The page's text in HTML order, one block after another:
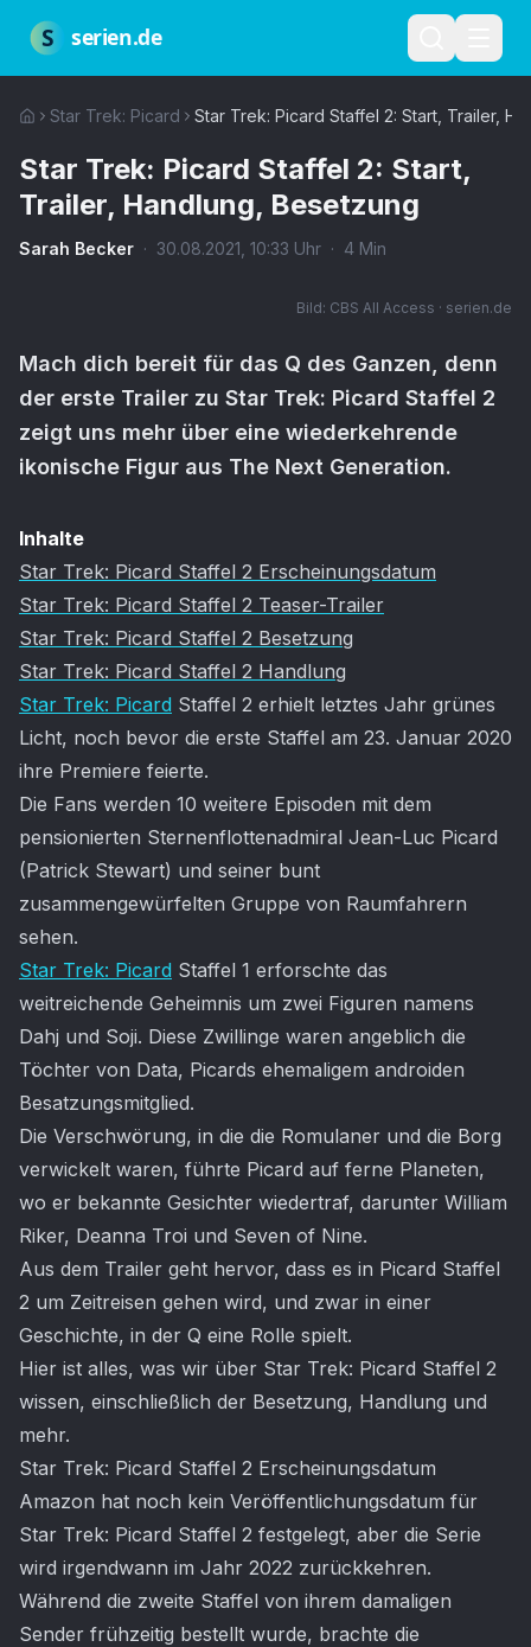
S serien.de
Star Trek: Picard Star Trek: Picard Staffel 2: Start, Trailer,
Star Trek: Picard Staffel 2: Start,
Trailer, Handlung, Besetzung
Sarah Becker · 30.08.2021 10:33 Uhr · 4 Min
Bild: CBS All Access · serien.de
Mach dich bereit für das Q des Ganzen, denn
der erste Trailer zu Star Trek: Picard Staffel 2
zeigt uns mehr über eine wiederkehrende
ikonische Figur aus The Next Generation.
Artikel-Inhalt
Inhalte
Star Trek: Picard Staffel 2 Erscheinungsdatum
Star Trek: Picard Staffel 2 Teaser-Trailer
Star Trek: Picard Staffel 2 Besetzung
Star Trek: Picard Staffel 2 Handlung
Star Trek: Picard Staffel 2 erhielt letztes Jahr grünes
Licht, noch bevor die erste Staffel am 23. Januar 2020
ihre Premiere feierte.
Die Fans werden 10 weitere Episoden mit dem
pensionierten Sternenflottenadmiral Jean-Luc Picard
(Patrick Stewart) und seiner bunt
zusammengewürfelten Gruppe von Raumfahrern
sehen.
Star Trek: Picard Staffel 1 erforschte das
weitreichende Geheimnis um zwei Figuren namens
Dahj und Soji. Diese Zwillinge waren angeblich die
Töchter von Data, Picards ehemaligem androiden
Besatzungsmitglied.
Die Verschwörung, in die die Romulaner und die Borg
verwickelt waren, führte Picard auf ferne Planeten,
wo er bekannte Gesichter wiedertraf, darunter William
Riker, Deanna Troi und Seven of Nine.
Aus dem Trailer geht hervor, dass es in Picard Staffel
2 um Zeitreisen gehen wird, und zwar in einer
Geschichte, in der Q eine Rolle spielt.
Hier ist alles, was wir über Star Trek: Picard Staffel 2
wissen, einschließlich der Besetzung, Handlung und
mehr.
Star Trek: Picard Staffel 2 Erscheinungsdatum
Amazon hat noch kein Veröffentlichungsdatum für
Star Trek: Picard Staffel 2 festgelegt, aber die Serie
wird irgendwann im Jahr 2022 zurückkehren.
Während die zweite Staffel von ihrem damaligen
Sender frühzeitig bestellt wurde, brachte die
Nutzungsbedingungen